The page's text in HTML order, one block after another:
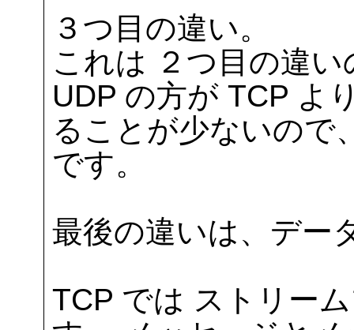
３つ目の違い。
これは ２つ目の違
UDP の方が TCP よ
ることが少ないので
です。
最後の違いは、デー
TCP では ストリー